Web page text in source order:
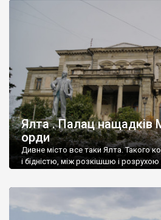
Ялта . Палац нащадків
орди
Дивне місто все таки Ялта. Такого
і бідністю, між розкішшю і розрухою